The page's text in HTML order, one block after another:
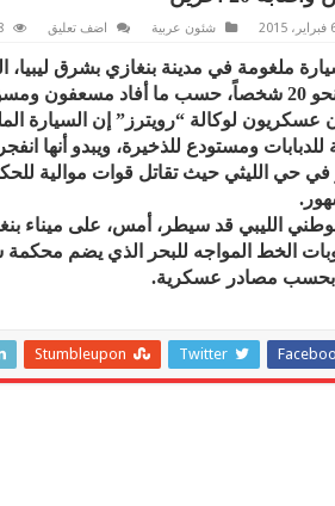
2015 شئون عربية اضف تعليق
ملغومة في مدينة بنغازي بشرق ليبيا،
عسكريون.
عسكريون لوكالة “رويترز” إن السيارة
ومستودع للذخيرة، ويبدو أنها
حي الليثي حيث تقاتل قوات موالية
الليبي قد سيطر، أمس، على ميناء
الخط المواجه للبحر الذي يضم
بحسب مصادر عسكرية.
Twitter
Stumbleupon